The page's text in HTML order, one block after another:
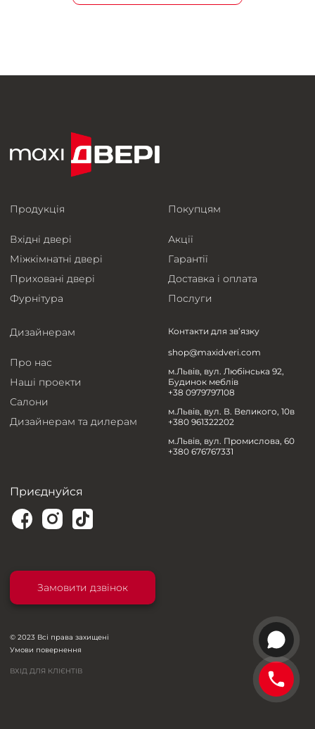
Продукція
Вхідні двері
Міжкімнатні двері
Приховані двері
Фурнітура
Покупцям
Акції
Гарантії
Доставка і оплата
Послуги
Дизайнерам
Про нас
Наші проекти
Салони
Дизайнерам та дилерам
Контакти для зв’язку
shop@maxidveri.com
м.Львів, вул. Любінська 92,
Будинок меблів
+38 0979797108
м.Львів, вул. В. Великого, 10в
+380 961322202
м.Львів, вул. Промислова, 60
+380 676767331
Приєднуйся
Замовити дзвінок
© 2023 Всі права захищені
Умови повернення
ВХІД ДЛЯ КЛІЄНТІВ